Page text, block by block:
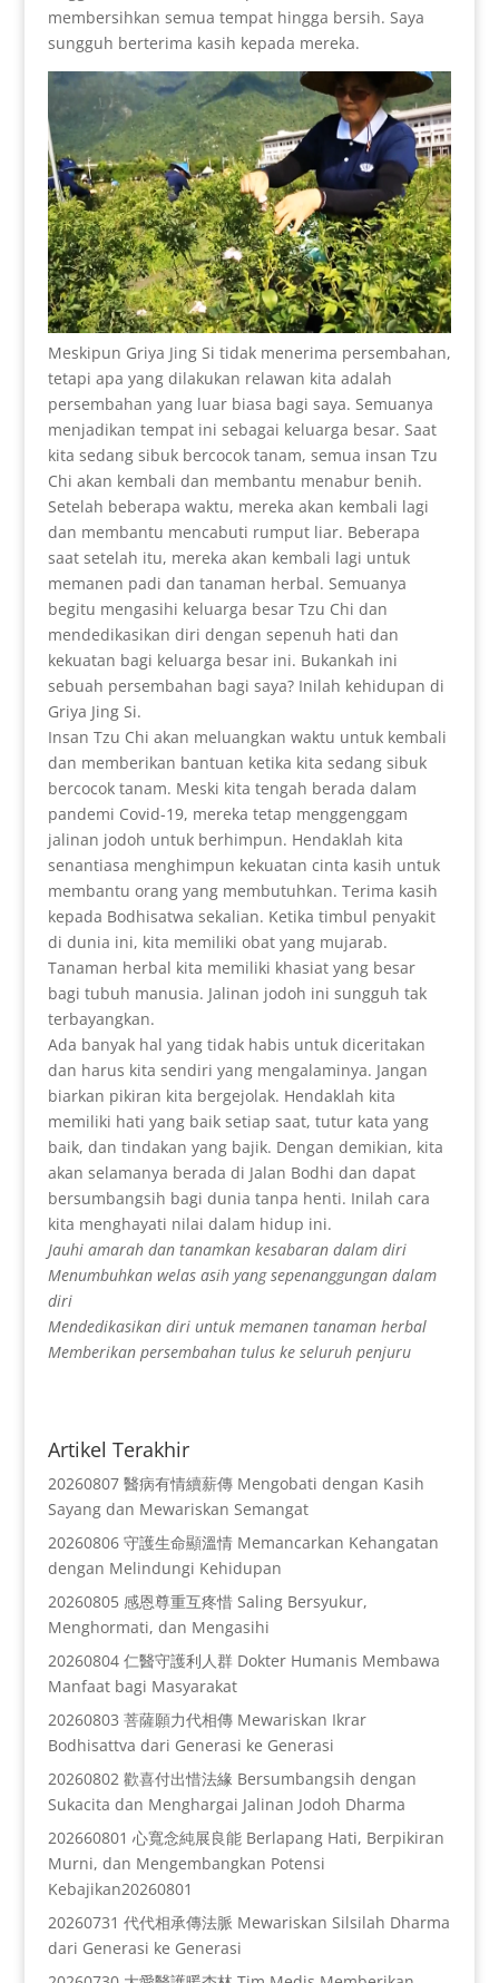
membersihkan semua tempat hingga bersih. Saya
sungguh berterima kasih kepada mereka.
Meskipun Griya Jing Si tidak menerima persembahan,
tetapi apa yang dilakukan relawan kita adalah
persembahan yang luar biasa bagi saya. Semuanya
menjadikan tempat ini sebagai keluarga besar. Saat
kita sedang sibuk bercocok tanam, semua insan Tzu
Chi akan kembali dan membantu menabur benih.
Setelah beberapa waktu, mereka akan kembali lagi
dan membantu mencabuti rumput liar. Beberapa
saat setelah itu, mereka akan kembali lagi untuk
memanen padi dan tanaman herbal. Semuanya
begitu mengasihi keluarga besar Tzu Chi dan
mendedikasikan diri dengan sepenuh hati dan
kekuatan bagi keluarga besar ini. Bukankah ini
sebuah persembahan bagi saya? Inilah kehidupan di
Griya Jing Si.
Insan Tzu Chi akan meluangkan waktu untuk kembali
dan memberikan bantuan ketika kita sedang sibuk
bercocok tanam. Meski kita tengah berada dalam
pandemi Covid-19, mereka tetap menggenggam
jalinan jodoh untuk berhimpun. Hendaklah kita
senantiasa menghimpun kekuatan cinta kasih untuk
membantu orang yang membutuhkan. Terima kasih
kepada Bodhisatwa sekalian. Ketika timbul penyakit
di dunia ini, kita memiliki obat yang mujarab.
Tanaman herbal kita memiliki khasiat yang besar
bagi tubuh manusia. Jalinan jodoh ini sungguh tak
terbayangkan.
Ada banyak hal yang tidak habis untuk diceritakan
dan harus kita sendiri yang mengalaminya. Jangan
biarkan pikiran kita bergejolak. Hendaklah kita
memiliki hati yang baik setiap saat, tutur kata yang
baik, dan tindakan yang bajik. Dengan demikian, kita
akan selamanya berada di Jalan Bodhi dan dapat
bersumbangsih bagi dunia tanpa henti. Inilah cara
kita menghayati nilai dalam hidup ini.
Jauhi amarah dan tanamkan kesabaran dalam diri
Menumbuhkan welas asih yang sepenanggungan dalam
diri
Mendedikasikan diri untuk memanen tanaman herbal
Memberikan persembahan tulus ke seluruh penjuru
Artikel Terakhir
20260807 醫病有情續薪傳 Mengobati dengan Kasih
Sayang dan Mewariskan Semangat
20260806 守護生命顯溫情 Memancarkan Kehangatan
dengan Melindungi Kehidupan
20260805 感恩尊重互疼惜 Saling Bersyukur,
Menghormati, dan Mengasihi
20260804 仁醫守護利人群 Dokter Humanis Membawa
Manfaat bagi Masyarakat
20260803 菩薩願力代相傳 Mewariskan Ikrar
Bodhisattva dari Generasi ke Generasi
20260802 歡喜付出惜法緣 Bersumbangsih dengan
Sukacita dan Menghargai Jalinan Jodoh Dharma
202660801 心寬念純展良能 Berlapang Hati, Berpikiran
Murni, dan Mengembangkan Potensi
Kebajikan20260801
20260731 代代相承傳法脈 Mewariskan Silsilah Dharma
dari Generasi ke Generasi